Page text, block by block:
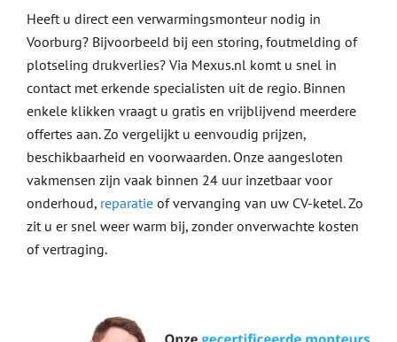
Heeft u direct een verwarmingsmonteur nodig in
Voorburg? Bijvoorbeeld bij een storing, foutmelding of
plotseling drukverlies? Via Mexus.nl komt u snel in
contact met erkende specialisten uit de regio. Binnen
enkele klikken vraagt u gratis en vrijblijvend meerdere
offertes aan. Zo vergelijkt u eenvoudig prijzen,
beschikbaarheid en voorwaarden. Onze aangesloten
vakmensen zijn vaak binnen 24 uur inzetbaar voor
onderhoud, reparatieof vervanging van uw CV-ketel. Zo
zit u er snel weer warm bij, zonder onverwachte kosten
of vertraging.